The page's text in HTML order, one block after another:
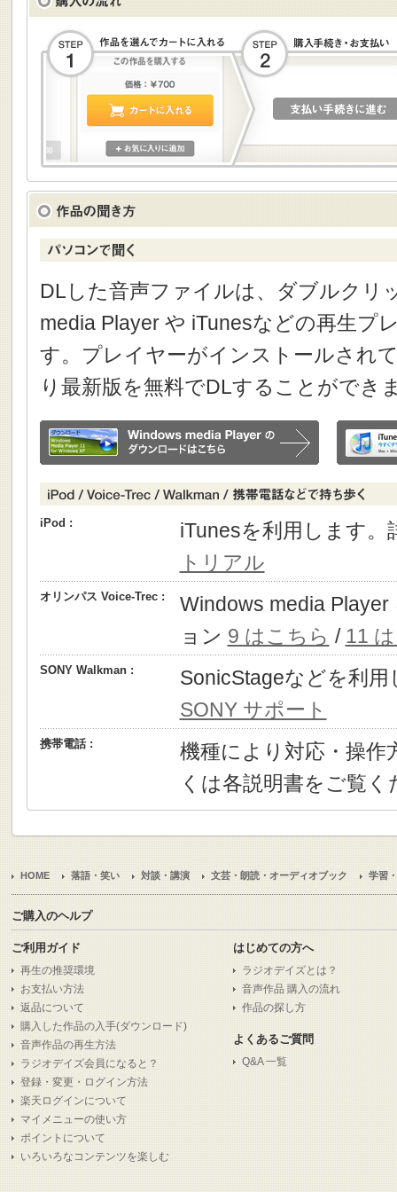
DLした音声ファイルは、ダブルクリ
media Player や iTunesなどの再生プ
す。プレイヤーがインストールされ
り最新版を無料でDLすることができ
iPod :
iTunesを利用します
トリアル
オリンパス Voice-Trec :
Windows media
ョン 9 はこちら / 11
SONY Walkman :
SonicStageなどを利
SONY サポート
携帯電話 :
機種により対応・操作
くは各説明書をご覧く
HOME 落語・笑い 対談・講演 文芸・朗読・オーディオブック 学習
ご購入のヘルプ
ご利用ガイド
再生の推奨環境
お支払い方法
返品について
購入した作品の入手(ダウンロード)
音声作品の再生方法
ラジオデイズ会員になると？
登録・変更・ログイン方法
楽天ログインについて
マイメニューの使い方
ポイントについて
いろいろなコンテンツを楽しむ
はじめての方へ
ラジオデイズとは？
音声作品 購入の流れ
作品の探し方
よくあるご質問
Q&A 一覧